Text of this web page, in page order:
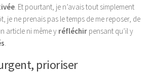
. Et pourtant, je n’avais tout simplement
je ne prenais pas le temps de me reposer, de
article ni même y réfléchir pensant qu’il y
.
prioriser